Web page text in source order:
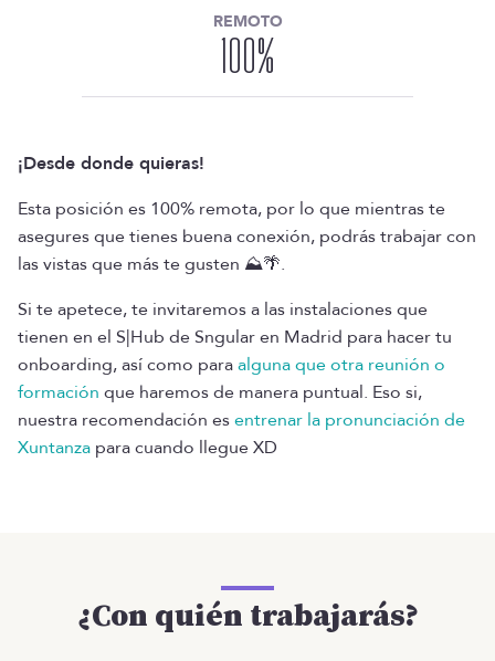
REMOTO
100%
¡Desde donde quieras!
Esta posición es 100% remota, por lo que mientras te
asegures que tienes buena conexión, podrás trabajar con
las vistas que más te gusten ⛰️🌴.
Si te apetece, te invitaremos a las instalaciones que
tienen en el S|Hub de Sngular en Madrid para hacer tu
onboarding, así como paraalguna que otra reunión o
formación que haremos de manera puntual. Eso si,
nuestra recomendación esentrenar la pronunciación de
Xuntanza para cuando llegue XD
¿Con quién trabajarás?